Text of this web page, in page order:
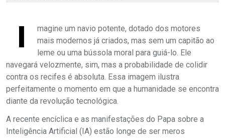
I
magine um navio potente, dotado dos motores
mais modernos já criados, mas sem um capitão ao
leme ou uma bússola moral para guiá-lo. Ele
navegará velozmente, sim, mas a probabilidade de colidir
contra os recifes é absoluta. Essa imagem ilustra
perfeitamente o momento em que a humanidade se encontra
diante da revolução tecnológica.
A recente encíclica e as manifestações do Papa sobre a
Inteligência Artificial (IA) estão longe de ser meros